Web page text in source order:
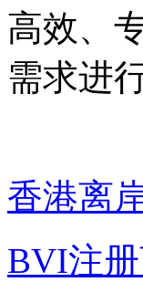
高效、
需求进
香港离
BVI注